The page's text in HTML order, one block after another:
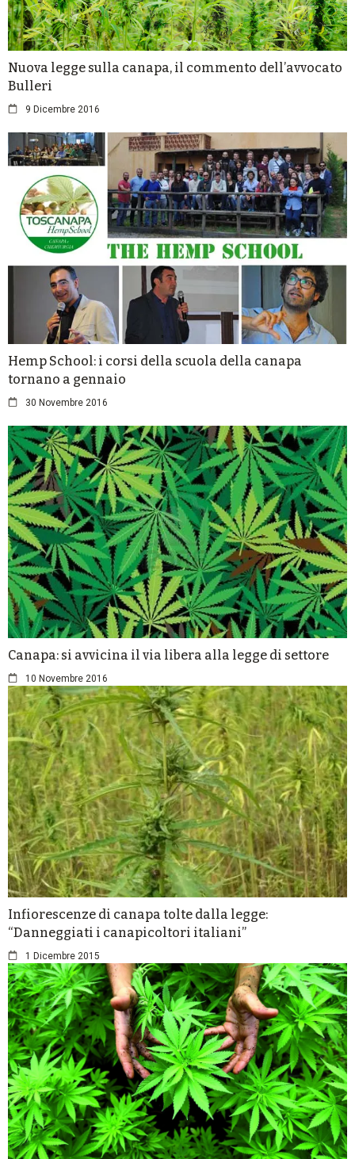
Nuova legge sulla canapa, il commento dell’avvocato
Bulleri
9 Dicembre 2016
Hemp School: i corsi della scuola della canapa
tornano a gennaio
30 Novembre 2016
Canapa: si avvicina il via libera alla legge di settore
10 Novembre 2016
Infiorescenze di canapa tolte dalla legge:
“Danneggiati i canapicoltori italiani”
1 Dicembre 2015